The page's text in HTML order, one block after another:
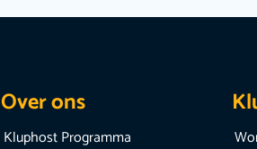
Over ons
Kluphost Programma